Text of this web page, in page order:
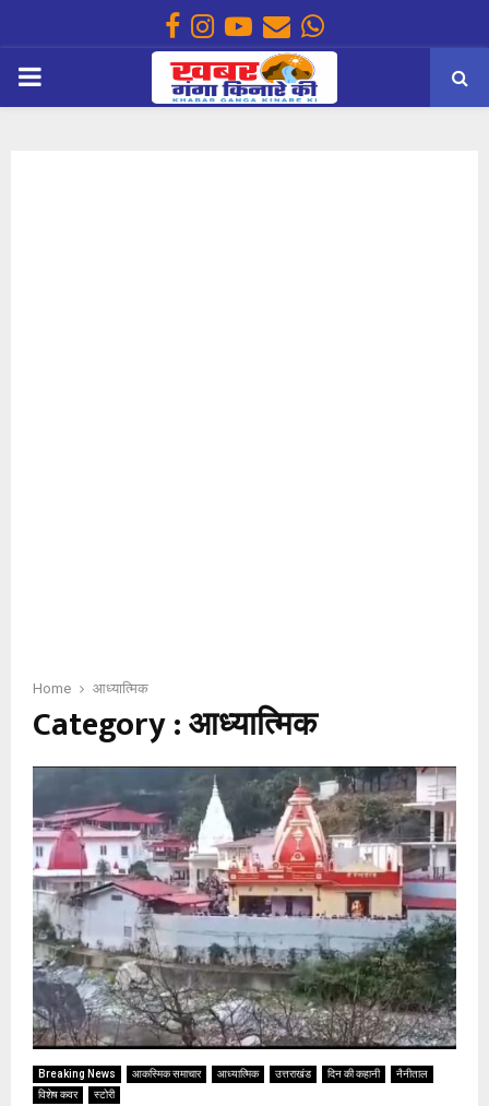
Facebook
Instagram
Youtube
EmailWhatsapp
PRIMARY
Home आध्यात्मिक
Category : आध्यात्मिक
Breaking News आकस्मिक समाचार आध्यात्मिक उत्तराखंड दिन की कहानी
नैनीताल
विशेष कवर
स्टोरी